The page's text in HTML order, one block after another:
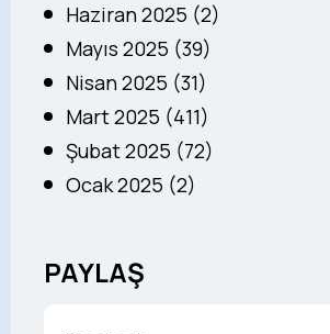
Haziran 2025 (2)
Mayıs 2025 (39)
Nisan 2025 (31)
Mart 2025 (411)
Şubat 2025 (72)
Ocak 2025 (2)
PAYLAŞ